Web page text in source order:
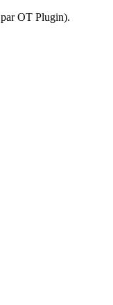
OT Plugin).